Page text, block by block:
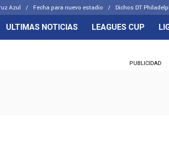
Azul Fecha para nuevo estadio Dichos DT
CELESTES
ULTIMAS NOTICIAS LEAGUES CUP
PUBLICIDAD